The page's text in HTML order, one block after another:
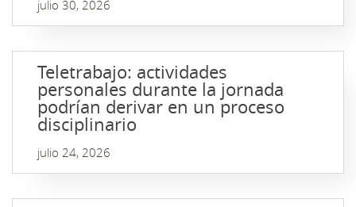
julio 30, 2026
Teletrabajo: actividades
personales durante la jornada
podrían derivar en un proceso
disciplinario
julio 24, 2026